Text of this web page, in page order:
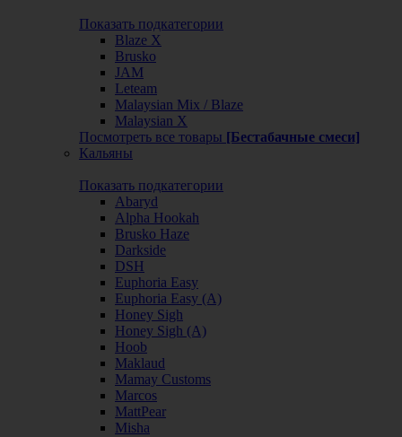
Показать подкатегории
Blaze X
Brusko
JAM
Leteam
Malaysian Mix / Blaze
Malaysian X
Посмотреть все товары [Бестабачные смеси]
Кальяны
Показать подкатегории
Abaryd
Alpha Hookah
Brusko Haze
Darkside
DSH
Euphoria Easy
Euphoria Easy (А)
Honey Sigh
Honey Sigh (А)
Hoob
Maklaud
Mamay Customs
Marcos
MattPear
Misha